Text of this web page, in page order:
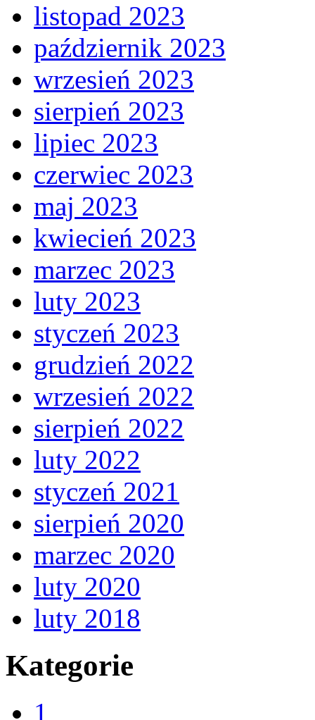
listopad 2023
październik 2023
wrzesień 2023
sierpień 2023
lipiec 2023
czerwiec 2023
maj 2023
kwiecień 2023
marzec 2023
luty 2023
styczeń 2023
grudzień 2022
wrzesień 2022
sierpień 2022
luty 2022
styczeń 2021
sierpień 2020
marzec 2020
luty 2020
luty 2018
Kategorie
1